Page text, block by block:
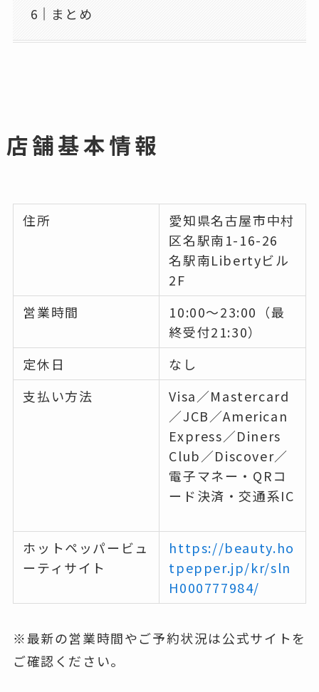
まとめ
店舗基本情報
住所
愛知県名古屋市中村
区名駅南1-16-26
名駅南Libertyビル
2F
営業時間
10:00～23:00（最
終受付21:30）
定休日
なし
支払い方法
Visa／Mastercard
／JCB／American
Express／Diners
Club／Discover／
電子マネー・QRコ
ード決済・交通系IC
ホットペッパービュ
ーティサイト
https://beauty.ho
tpepper.jp/kr/sln
H000777984/
※最新の営業時間やご予約状況は公式サイトを
ご確認ください。